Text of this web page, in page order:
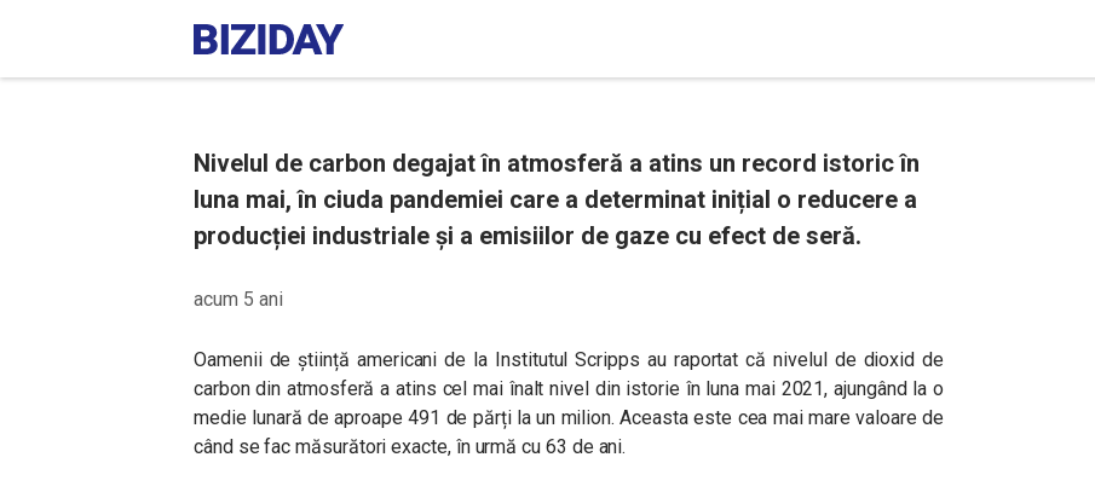
Nivelul de carbon degajat în atmosferă a atins un record istoric în
luna mai, în ciuda pandemiei care a determinat inițial o reducere a
producției industriale și a emisiilor de gaze cu efect de seră.
acum 5 ani
Oamenii de știință americani de la Institutul Scripps au raportat că nivelul de dioxid de
carbon din atmosferă a atins cel mai înalt nivel din istorie în luna mai 2021, ajungând la o
medie lunară de aproape 491 de părți la un milion. Aceasta este cea mai mare valoare de
când se fac măsurători exacte, în urmă cu 63 de ani.